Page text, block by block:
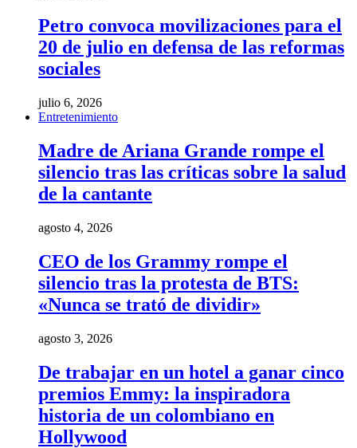
Petro convoca movilizaciones para el
20 de julio en defensa de las reformas
sociales
julio 6, 2026
Entretenimiento
Madre de Ariana Grande rompe el
silencio tras las críticas sobre la salud
de la cantante
agosto 4, 2026
CEO de los Grammy rompe el
silencio tras la protesta de BTS:
«Nunca se trató de dividir»
agosto 3, 2026
De trabajar en un hotel a ganar cinco
premios Emmy: la inspiradora
historia de un colombiano en
Hollywood